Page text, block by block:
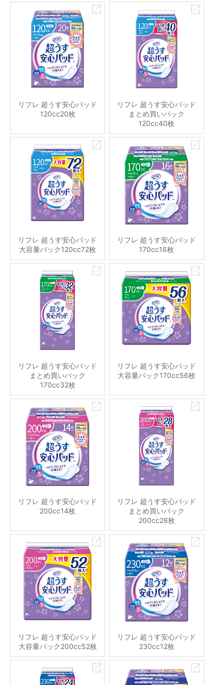
リフレ 超うす安心パッド
120cc20枚
リフレ 超うす安心パッド
まとめ買いパック
120cc40枚
リフレ 超うす安心パッド
大容量パック120cc72枚
リフレ 超うす安心パッド
170cc16枚
リフレ 超うす安心パッド
まとめ買いパック
170cc32枚
リフレ 超うす安心パッド
大容量パック170cc56枚
リフレ 超うす安心パッド
200cc14枚
リフレ 超うす安心パッド
まとめ買いパック
200cc28枚
リフレ 超うす安心パッド
大容量パック200cc52枚
リフレ 超うす安心パッド
230cc12枚